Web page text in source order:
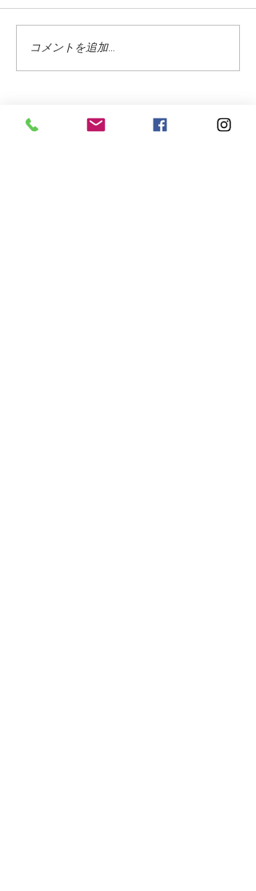
蓼科高原ではニッコウキ
スゲが咲き始めました
コメントを追加…